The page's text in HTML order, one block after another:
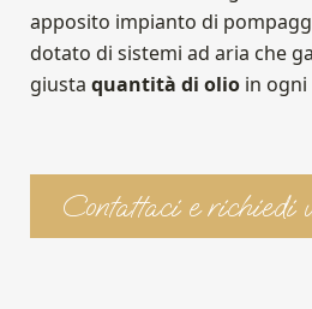
apposito impianto di
dotato di sistemi ad aria che
giusta quantità di olio in
Contattaci e richiedi